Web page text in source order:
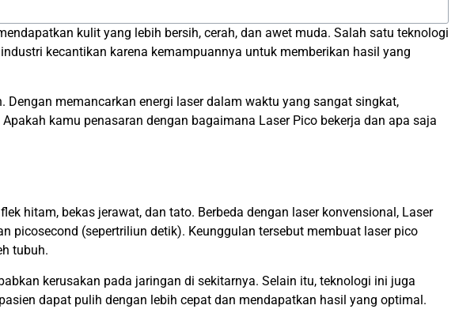
kulit yang lebih bersih, cerah, dan awet muda. Salah satu teknologi
kecantikan karena kemampuannya untuk memberikan hasil yang
memancarkan energi laser dalam waktu yang sangat singkat,
kamu penasaran dengan bagaimana Laser Pico bekerja dan apa saja
hitam, bekas jerawat, dan tato. Berbeda dengan laser konvensional, Laser
picosecond (sepertriliun detik). Keunggulan tersebut membuat laser pico
tubuh.
kerusakan pada jaringan di sekitarnya. Selain itu, teknologi ini juga
dapat pulih dengan lebih cepat dan mendapatkan hasil yang optimal.